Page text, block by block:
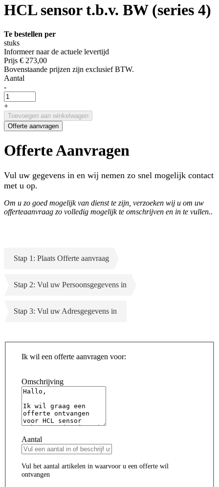
HCL sensor t.b.v. BW (series 4)
Te bestellen per
stuks
Informeer naar de actuele levertijd
Prijs € 273,00
Bovenstaande prijzen zijn exclusief BTW.
Aantal
-
+
Toevoegen aan winkelwagen
Offerte aanvragen
Offerte Aanvragen
Vul uw gegevens in en wij nemen zo snel mogelijk contact
met u op.
Om u zo goed mogelijk van dienst te zijn, verzoeken wij u om uw
offerteaanvraag zo volledig mogelijk te omschrijven en in te vullen..
Stap 1: Plaats Offerte aanvraag
Stap 2: Vul uw Persoonsgegevens in
Stap 3: Vul uw Adresgegevens in
Ik wil een offerte aanvragen voor:
Omschrijving
Aantal
Vul het aantal artikelen in waarvoor u een offerte wil
ontvangen